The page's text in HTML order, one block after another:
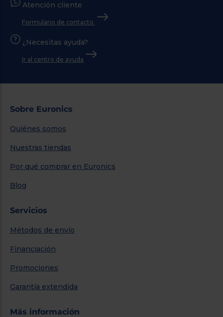
Atención cliente
Formulario de contacto
¿Necesitas ayuda?
Ir al centro de ayuda
Sobre Euronics
Quiénes somos
Nuestras tiendas
Por qué comprar en Euronics
Blog
Servicios
Métodos de envío
Financiación
Promociones
Garantía extendida
Más información